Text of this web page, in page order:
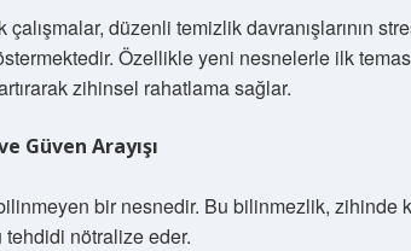
çalışmalar, düzenli temizlik davranışlarının
Özellikle yeni nesnelerle ilk temas
zihinsel rahatlama sağlar.
Güven Arayışı
bir nesnedir. Bu bilinmezlik, zihinde
tehdidi nötralize eder.